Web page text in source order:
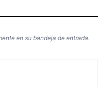
en su bandeja de entrada.